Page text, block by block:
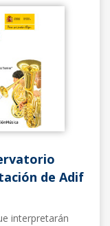
de Adif
interpretarán